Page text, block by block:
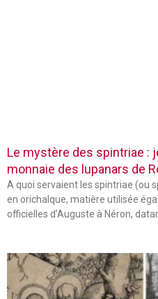
Le mystère des spintriae :
monnaie des lupanars de
A quoi servaient les spintriae (ou
en orichalque, matière utilisée
officielles d’Auguste à Néron,